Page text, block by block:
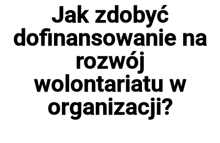
Jak zdobyć
dofinansowanie na
rozwój
wolontariatu w
organizacji?